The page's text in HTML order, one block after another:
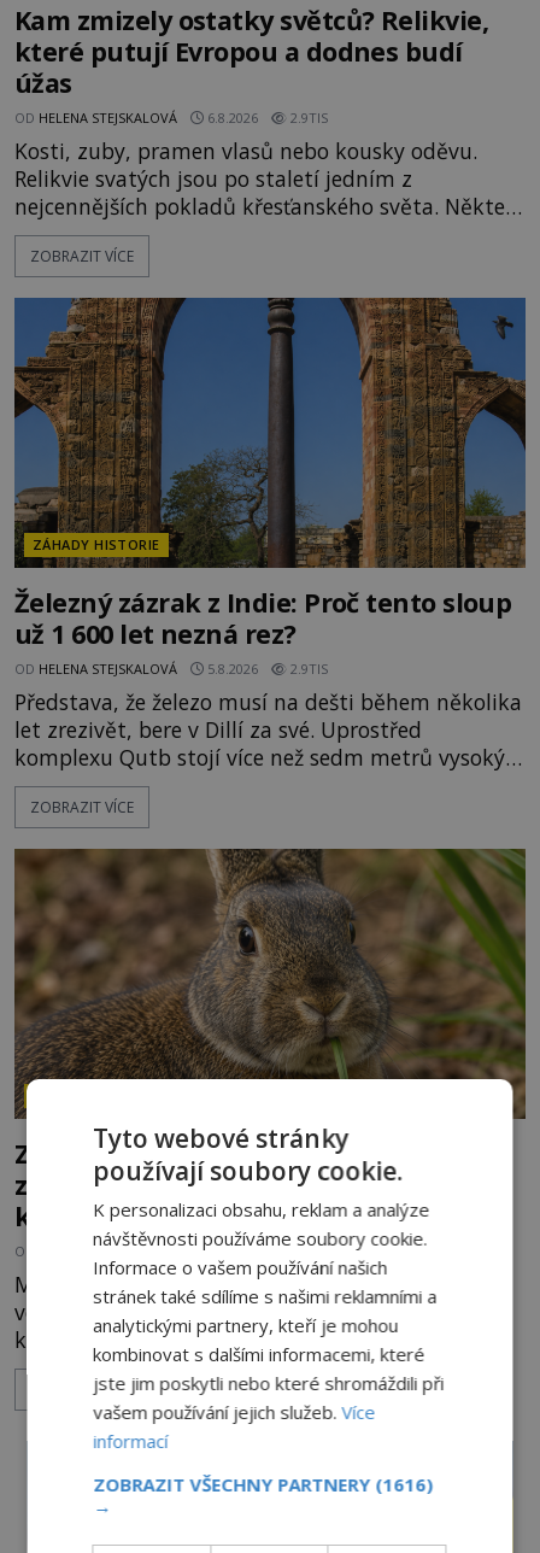
Kam zmizely ostatky světců? Relikvie,
které putují Evropou a dodnes budí
úžas
OD HELENA STEJSKALOVÁ 6.8.2026 2.9TIS
Kosti, zuby, pramen vlasů nebo kousky oděvu.
Relikvie svatých jsou po staletí jedním z
nejcennějších pokladů křesťanského světa. Některé
mají pečlivě doloženou historii, jiné provází
záhady, krádeže i nečekané objevy. Jejich osudy
o skutečné historické události. Ve středověké
Evropě mají relikvie mimořádnou hodnotu. Nejsou
jen předmětem úcty
ZOBRAZIT VÍCE
ZÁHADY HISTORIE
Železný zázrak z Indie: Proč tento sloup
už 1 600 let nezná rez?
OD HELENA STEJSKALOVÁ 5.8.2026 2.9TIS
Představa, že železo musí na dešti během několika
let zrezivět, bere v Dillí za své. Uprostřed
komplexu Qutb stojí více než sedm metrů vysoký
železný sloup, který už přibližně 1 600 let odolává
počasí s jen nepatrnými stopami koroze. Jeho
ztracených technologiích či tajemných
materiálech. Moderní metalurgie však ukazuje, že
skutečné vysvětlení je ješt
ZOBRAZIT VÍCE
Zrod legend o válečné lsti: Opravdu na
zmatení nepřítele vypouštěli vypasené
králíky?
OD HELENA STEJSKALOVÁ 3.8.2026 3.4TIS
Město Langenau obléhá ve 14. století nepřátelské
vojsko, zásoby docházejí a obránci stojí na pokraji
kapitulace. Přesto nakonec zvítězí chytrost nad
hrubou silou. Podle staré německé legendy vypustí
obyvatelé za hradby dobře živeného králíka, aby
nepřítele přesvědčili, že uvnitř města je jídla stále
dost. Čas pracuje pro obléhatele. Ve městě ubývají
zásoby a každý den znamená další porci strádá
ZOBRAZIT VÍCE
Tyto webové stránky
používají soubory cookie.
K personalizaci obsahu, reklam a analýze
návštěvnosti používáme soubory cookie.
Informace o vašem používání našich
stránek také sdílíme s našimi reklamními a
analytickými partnery, kteří je mohou
kombinovat s dalšími informacemi, které
jste jim poskytli nebo které shromáždili při
vašem používání jejich služeb.Více
informací
ZOBRAZIT VŠECHNY PARTNERY (1616)
→